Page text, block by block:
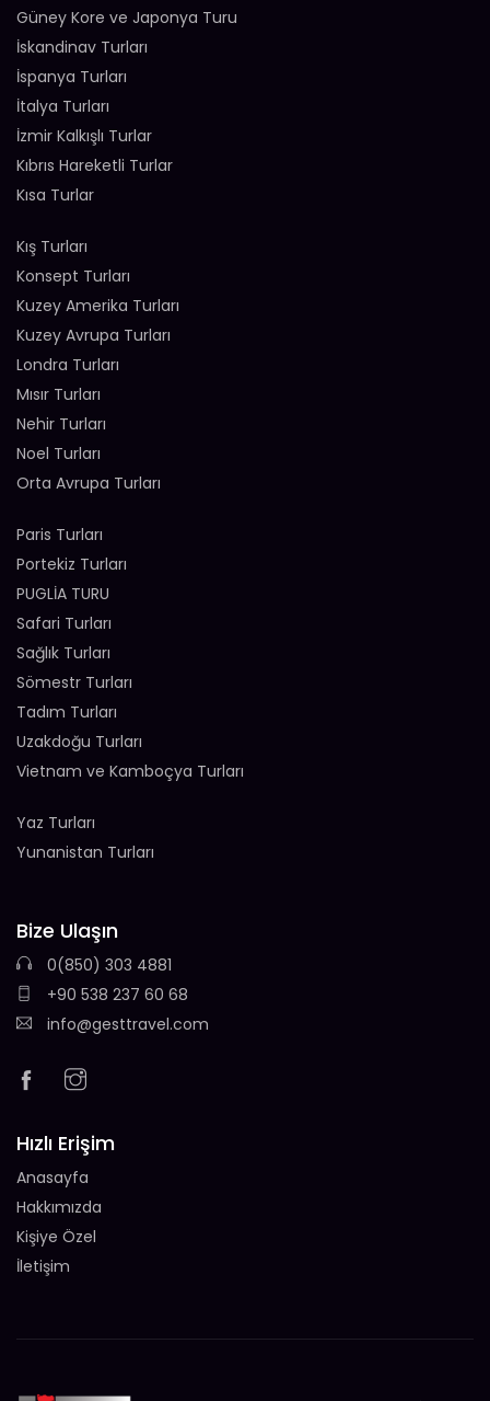
Güney Kore ve Japonya Turu
İskandinav Turları
İspanya Turları
İtalya Turları
İzmir Kalkışlı Turlar
Kıbrıs Hareketli Turlar
Kısa Turlar
Kış Turları
Konsept Turları
Kuzey Amerika Turları
Kuzey Avrupa Turları
Londra Turları
Mısır Turları
Nehir Turları
Noel Turları
Orta Avrupa Turları
Paris Turları
Portekiz Turları
PUGLİA TURU
Safari Turları
Sağlık Turları
Sömestr Turları
Tadım Turları
Uzakdoğu Turları
Vietnam ve Kamboçya Turları
Yaz Turları
Yunanistan Turları
Bize Ulaşın
0(850) 303 4881
+90 538 237 60 68
info@gesttravel.com
Hızlı Erişim
Anasayfa
Hakkımızda
Kişiye Özel
İletişim